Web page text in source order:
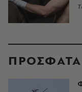
ΠΡΟΣΦΑΤΑ